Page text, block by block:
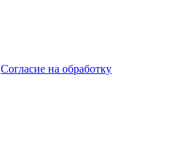
Согласие на обработку